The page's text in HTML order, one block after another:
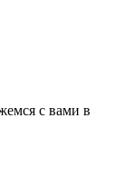
с вами в